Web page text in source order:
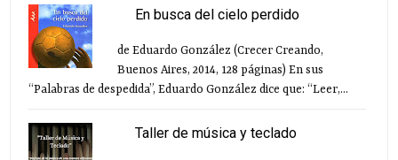
En busca del cielo perdido
de Eduardo González (Crecer Creando,
Buenos Aires, 2014, 128 páginas) En sus
“Palabras de despedida”, Eduardo González dice que: “Leer,...
Taller de música y teclado